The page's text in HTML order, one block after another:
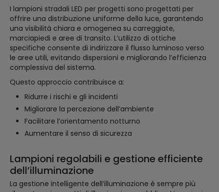
I lampioni stradali LED per progetti sono progettati per
offrire una distribuzione uniforme della luce, garantendo
una visibilità chiara e omogenea su carreggiate,
marciapiedi e aree di transito. L’utilizzo di ottiche
specifiche consente di indirizzare il flusso luminoso verso
le aree utili, evitando dispersioni e migliorando l’efficienza
complessiva del sistema.
Questo approccio contribuisce a:
Ridurre i rischi e gli incidenti
Migliorare la percezione dell’ambiente
Facilitare l’orientamento notturno
Aumentare il senso di sicurezza
Lampioni regolabili e gestione efficiente
dell’illuminazione
La gestione intelligente dell’illuminazione è sempre più